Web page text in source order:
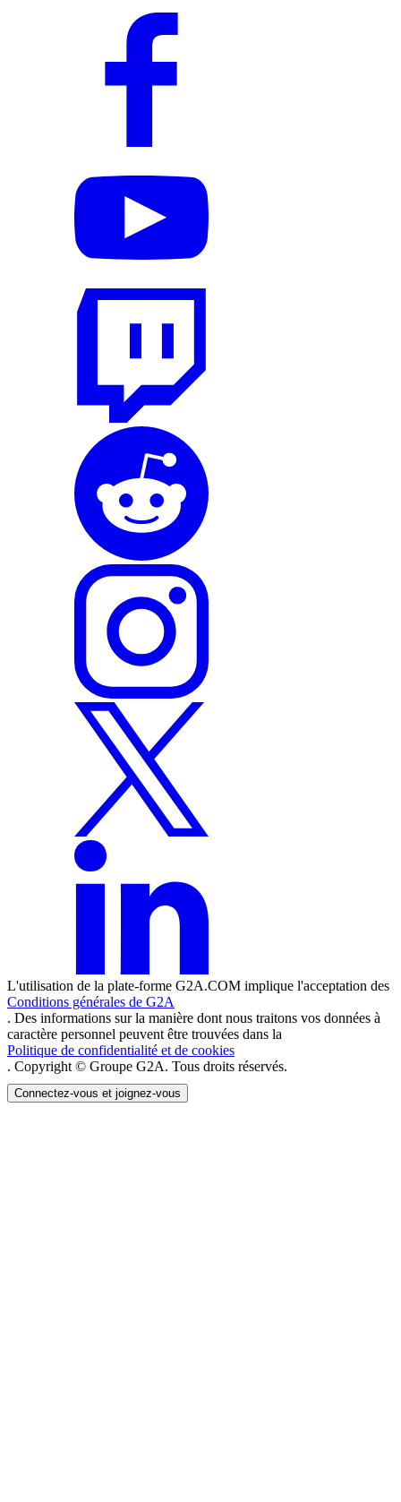
L'utilisation de la plate-forme G2A.COM implique l'acceptation des
Conditions générales de G2A
. Des informations sur la manière dont nous traitons vos données à
caractère personnel peuvent être trouvées dans la
Politique de confidentialité et de cookies
. Copyright © Groupe G2A. Tous droits réservés.
Connectez-vous et joignez-vous